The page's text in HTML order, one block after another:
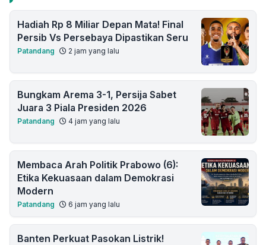
Hadiah Rp 8 Miliar Depan Mata! Final
Persib Vs Persebaya Dipastikan Seru
Patandang 2 jam yang lalu
Bungkam Arema 3-1, Persija Sabet
Juara 3 Piala Presiden 2026
Patandang 4 jam yang lalu
Membaca Arah Politik Prabowo (6):
Etika Kekuasaan dalam Demokrasi
Modern
Patandang 6 jam yang lalu
Banten Perkuat Pasokan Listrik!